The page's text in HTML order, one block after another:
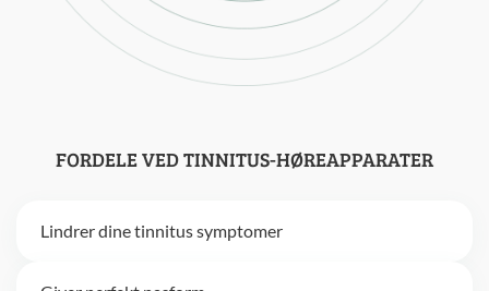
FORDELE VED TINNITUS-HØREAPPARATER
Lindrer dine tinnitus symptomer